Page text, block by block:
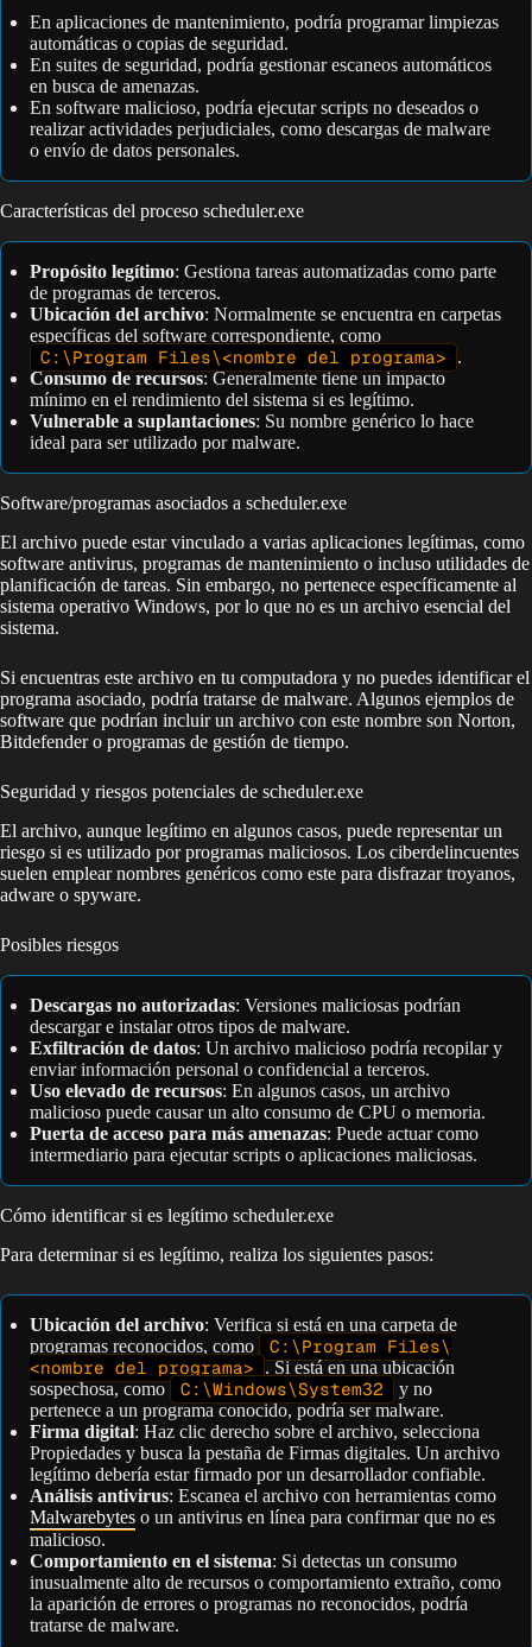
En aplicaciones de mantenimiento, podría programar limpiezas
automáticas o copias de seguridad.
En suites de seguridad, podría gestionar escaneos automáticos
en busca de amenazas.
En software malicioso, podría ejecutar scripts no deseados o
realizar actividades perjudiciales, como descargas de malware
o envío de datos personales.
Características del proceso scheduler.exe
Propósito legítimo: Gestiona tareas automatizadas como parte
de programas de terceros.
Ubicación del archivo: Normalmente se encuentra en carpetas
específicas del software correspondiente, como
C:\Program Files\<nombre del programa>
.
Consumo de recursos: Generalmente tiene un impacto
mínimo en el rendimiento del sistema si es legítimo.
Vulnerable a suplantaciones: Su nombre genérico lo hace
ideal para ser utilizado por malware.
Software/programas asociados a scheduler.exe
El archivo puede estar vinculado a varias aplicaciones legítimas, como
software antivirus, programas de mantenimiento o incluso utilidades de
planificación de tareas. Sin embargo, no pertenece específicamente al
sistema operativo Windows, por lo que no es un archivo esencial del
sistema.
Si encuentras este archivo en tu computadora y no puedes identificar el
programa asociado, podría tratarse de malware. Algunos ejemplos de
software que podrían incluir un archivo con este nombre son Norton,
Bitdefender o programas de gestión de tiempo.
Seguridad y riesgos potenciales de scheduler.exe
El archivo, aunque legítimo en algunos casos, puede representar un
riesgo si es utilizado por programas maliciosos. Los ciberdelincuentes
suelen emplear nombres genéricos como este para disfrazar troyanos,
adware o spyware.
Posibles riesgos
Descargas no autorizadas: Versiones maliciosas podrían
descargar e instalar otros tipos de malware.
Exfiltración de datos: Un archivo malicioso podría recopilar y
enviar información personal o confidencial a terceros.
Uso elevado de recursos: En algunos casos, un archivo
malicioso puede causar un alto consumo de CPU o memoria.
Puerta de acceso para más amenazas: Puede actuar como
intermediario para ejecutar scripts o aplicaciones maliciosas.
Cómo identificar si es legítimo scheduler.exe
Para determinar si es legítimo, realiza los siguientes pasos:
Ubicación del archivo: Verifica si está en una carpeta de
programas reconocidos, como
C:\Program Files\
<nombre del programa> . Si está en una ubicación
sospechosa, como C:\Windows\System32
y no
pertenece a un programa conocido, podría ser malware.
Firma digital: Haz clic derecho sobre el archivo, selecciona
Propiedades y busca la pestaña de Firmas digitales. Un archivo
legítimo debería estar firmado por un desarrollador confiable.
Análisis antivirus: Escanea el archivo con herramientas como
Malwarebytes o un antivirus en línea para confirmar que no es
malicioso.
Comportamiento en el sistema: Si detectas un consumo
inusualmente alto de recursos o comportamiento extraño, como
la aparición de errores o programas no reconocidos, podría
tratarse de malware.